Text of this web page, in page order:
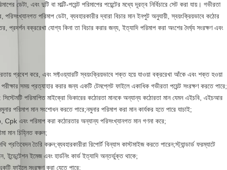
ডেটা, এবং দুটি বা মাল্টি-পয়েন্ট পরিমাপের পয়েন্টের মধ্যে দূরত্ব নির্বিচারে সেট করা যায়। গভীরতা
পরিসংখ্যানগত পরিমাপ ডেটা, ব্যবহারকারীর দ্বারা বিচার মান ইনপুট অনুযায়ী, স্বয়ংক্রিয়ভাবে কঠোর
বক্ররেখা যোগ্য কিনা তা বিচার করার জন্য, ইত্যাদি পরিমাপ করা অংশের দৈর্ঘ্য সংরক্ষণ এবং
প্রবেশ করে, এবং সফ্টওয়্যারটি স্বয়ংক্রিয়ভাবে শক্ত হয়ে যাওয়া বক্ররেখা আঁকে এবং শক্ত হওয়া
সময় প্রত্যাহার করার জন্য একটি টেমপ্লেট ফাইলে একাধিক গভীরতা পয়েন্ট সংরক্ষণ করতে পারে;
পরিমাপিত মাইক্রো ভিকারের কঠোরতা মানকে অন্যান্য কঠোরতা মান যেমন এইচবি, এইচআর
পরিমাপ মান সংশোধন করতে পারে;নমুনার পরিমাপ করা মান কার্যকর হতে পারে যাচাই;
Cpk এবং পরিমাপ করা কঠোরতার অন্যান্য পরিসংখ্যানগত মান গণনা করে;
মান চিহ্নিত করুন;
তৈরি করুন;ব্যবহারকারীরা রিপোর্ট বিন্যাস কাস্টমাইজ করতে পারেন;স্ট্যান্ডার্ড ফরম্যাটে
ইমেজ এবং হার্ডনিং কার্ভ ইত্যাদি অন্তর্ভুক্ত থাকে;
ফাইলে সংরক্ষণ করা যেতে পারে;